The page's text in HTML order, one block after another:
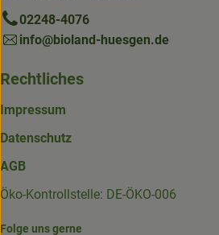
02248-4076
info@bioland-huesgen.de
Rechtliches
Impressum
Datenschutz
AGB
Öko-Kontrollstelle: DE-ÖKO-006
Folge uns gerne